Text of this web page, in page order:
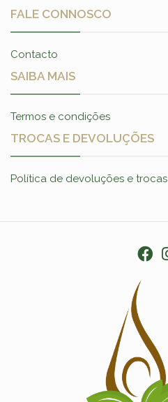
FALE CONNOSCO
Contacto
SAIBA MAIS
Termos e condições
TROCAS E DEVOLUÇÕES
Política de devoluções e trocas